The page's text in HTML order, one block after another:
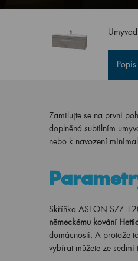
Zamilujte se na první
doplněná subtilním
nebo k navození
Skříňka ASTON SZZ
německému kování
domácnosti. A protože
vybírat můžete ze sedmi